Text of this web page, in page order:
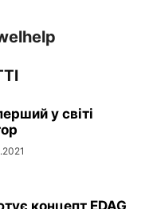
у світі
концепт EDAG